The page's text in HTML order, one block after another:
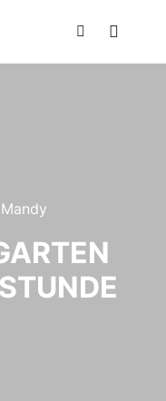
Mandy